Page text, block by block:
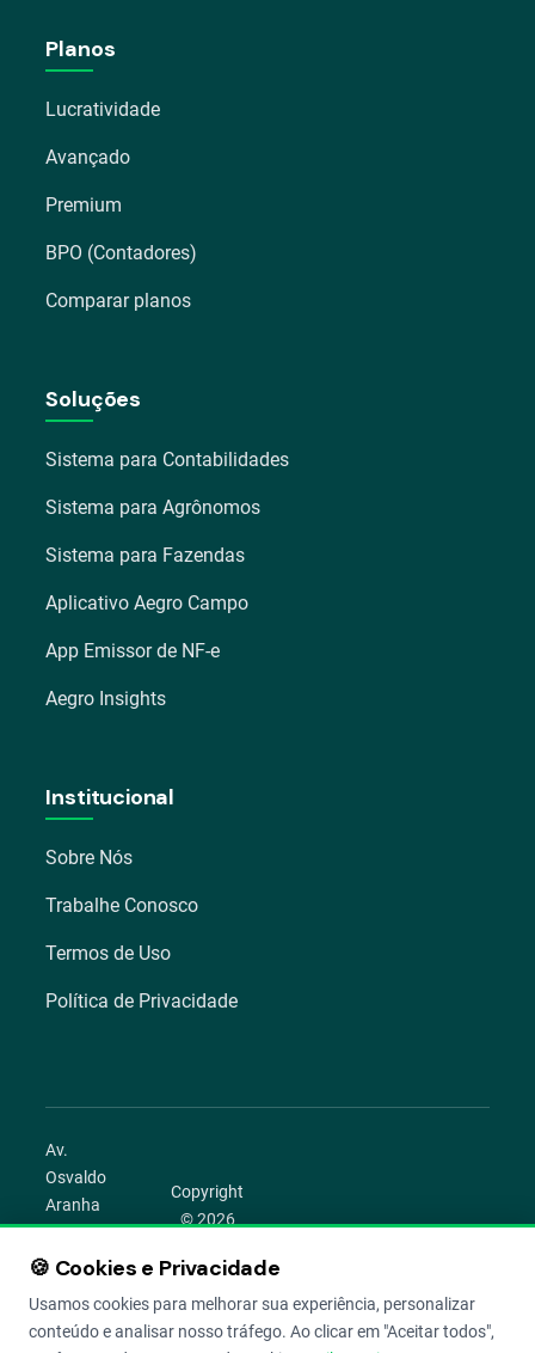
Planos
Lucratividade
Avançado
Premium
BPO (Contadores)
Comparar planos
Soluções
Sistema para Contabilidades
Sistema para Agrônomos
Sistema para Fazendas
Aplicativo Aegro Campo
App Emissor de NF-e
Aegro Insights
Institucional
Sobre Nós
Trabalhe Conosco
Termos de Uso
Política de Privacidade
Av.
Osvaldo
Aranha
1022 –
Bom
Porto
Alegre –
Copyright
© 2026
Todos os
direitos
reservados.
🍪 Cookies e Privacidade
Usamos cookies para melhorar sua experiência, personalizar
conteúdo e analisar nosso tráfego. Ao clicar em "Aceitar todos",